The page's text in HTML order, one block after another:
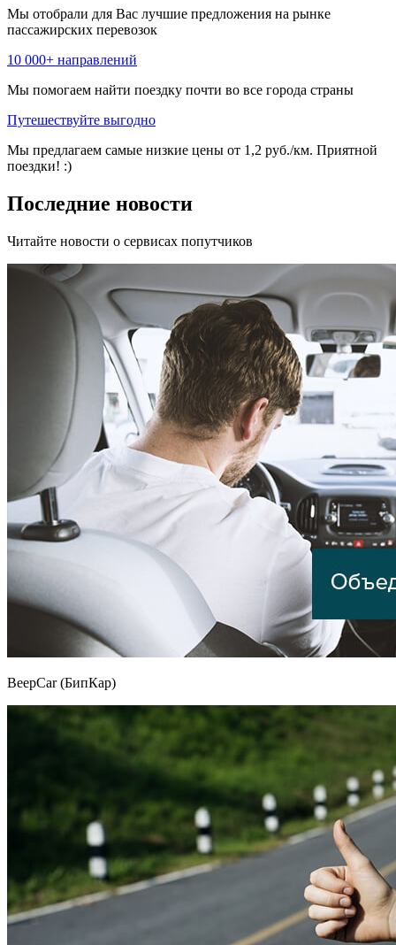
Мы отобрали для Вас лучшие предложения на рынке
пассажирских перевозок
10 000+ направлений
Мы помогаем найти поездку почти во все города страны
Путешествуйте выгодно
Мы предлагаем самые низкие цены от 1,2 руб./км. Приятной
поездки! :)
Последние новости
Читайте новости о сервисах попутчиков
BeepCar (БипКар)